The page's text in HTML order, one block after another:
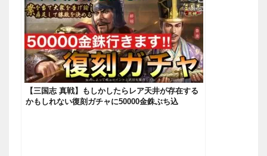
【三国志 真戦】もしかしたらレア天井が存在する
かもしれない復刻ガチャに50000金銖ぶち込